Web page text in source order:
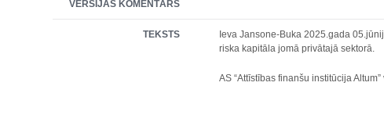
VERSIJAS KOMENTĀRS
TEKSTS
Ieva Jansone-Buka 2025.gada
riska kapitāla jomā privātajā sektorā.
AS “Attīstības finanšu institūcija